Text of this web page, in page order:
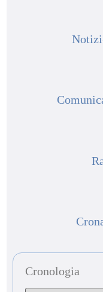
Cronologia